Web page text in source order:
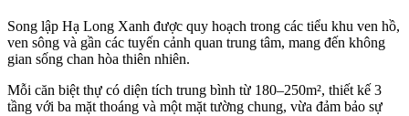
Song lập Hạ Long Xanh được quy hoạch trong các tiểu khu ven hồ,
ven sông và gần các tuyến cảnh quan trung tâm, mang đến không
gian sống chan hòa thiên nhiên.
Mỗi căn biệt thự có diện tích trung bình từ 180–250m², thiết kế 3
tầng với ba mặt thoáng và một mặt tường chung, vừa đảm bảo sự